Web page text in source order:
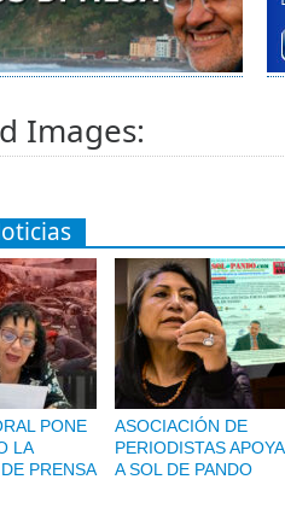
Images:
PONE
LA
PRENSA
ASOCIACIÓN DE
PERIODISTAS APOYA
A SOL DE PANDO